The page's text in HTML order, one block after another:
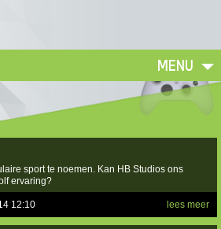
MENU
sport te noemen. Kan HB Studios ons
ervaring?
12:10 lees meer